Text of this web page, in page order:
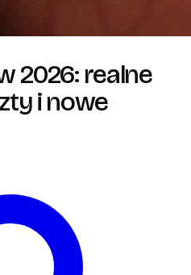
2026: realne
i nowe